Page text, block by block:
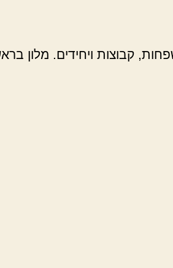
קבוצות ויחידים. מלון